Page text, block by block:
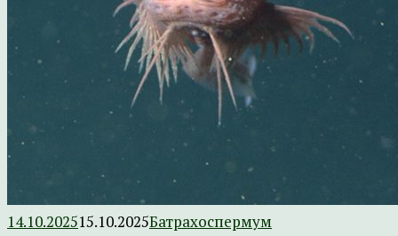
14.10.202515.10.2025Батрахоспермум